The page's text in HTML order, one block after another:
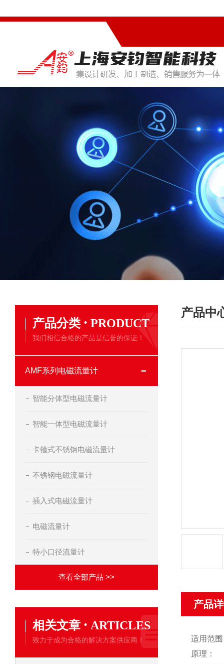
产品分类 · PRODUCT
我们相信合格的产品是信誉的保证！
AMF系列电磁流量计
智能分体型电磁流量计
智能一体型电磁流量计
卡箍式不锈钢电磁流量计
不锈钢电磁流量计
插入式电磁流量计
电磁流量计
特小口径流量计
查看全部产品 >>
相关文章 · ARTICLES
致力于成为合格的解决方案供应商！
产品中
产品
适用范
原理：